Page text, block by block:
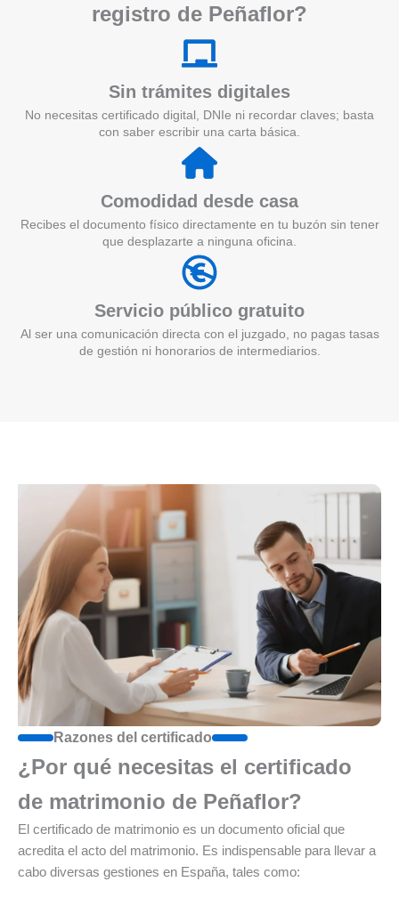
registro de Peñaflor?
Sin trámites digitales
No necesitas certificado digital, DNIe ni recordar claves; basta
con saber escribir una carta básica.
Comodidad desde casa
Recibes el documento físico directamente en tu buzón sin tener
que desplazarte a ninguna oficina.
Servicio público gratuito
Al ser una comunicación directa con el juzgado, no pagas tasas
de gestión ni honorarios de intermediarios.
Razones del certificado
¿Por qué necesitas el certificado
de matrimonio de Peñaflor?
El certificado de matrimonio es un documento oficial que
acredita el acto del matrimonio. Es indispensable para llevar a
cabo diversas gestiones en España, tales como: